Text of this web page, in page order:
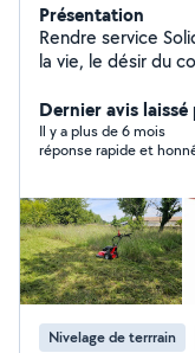
Présentation
Rendre service
la vie, le désir du
dire gratuité.....
Dernier avis
Il y a plus de 6 mois
réponse rapide et
Nivelage de terrrain